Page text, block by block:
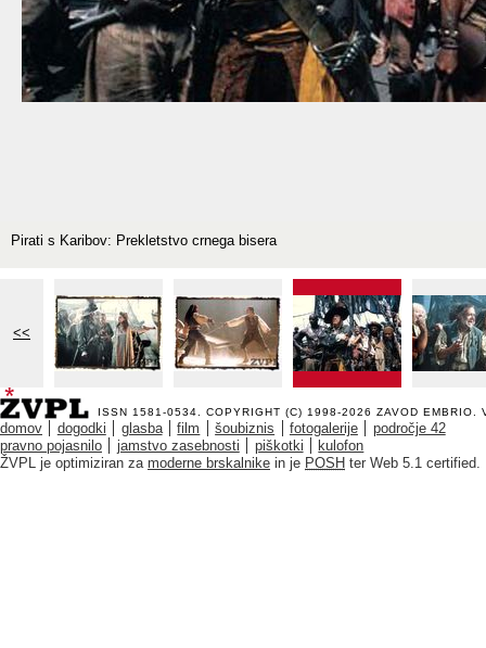
Pirati s Karibov: Prekletstvo crnega bisera
<<
ISSN 1581-0534. COPYRIGHT (C) 1998-2026 ZAVOD EMBRIO .
domov dogodki glasba film šoubiznis fotogalerije
področje 42
pravno pojasnilo
jamstvo zasebnosti piškotki
kulofon
ŽVPL je optimiziran za moderne brskalnike in je POSH ter Web 5.1 certified.